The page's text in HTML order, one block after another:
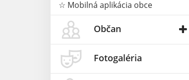
☆ Mobilná aplikácia obce
Občan
Fotogaléria